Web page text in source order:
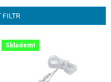
FILTR
Skladem!